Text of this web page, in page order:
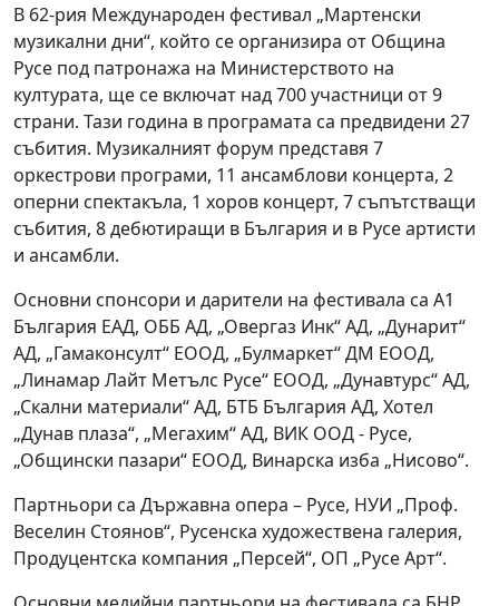
В 62-рия Международен фестивал „Мартенски
музикални дни“, който се организира от Община
Русе под патронажа на Министерството на
културата, ще се включат над 700 участници от 9
страни. Тази година в програмата са предвидени 27
събития. Музикалният форум представя 7
оркестрови програми, 11 ансамблови концерта, 2
оперни спектакъла, 1 хоров концерт, 7 съпътстващи
събития, 8 дебютиращи в България и в Русе артисти
и ансамбли.
Основни спонсори и дарители на фестивала са А1
България ЕАД, ОББ АД, „Овергаз Инк“ АД, „Дунарит“
АД, „Гамаконсулт“ ЕООД, „Булмаркет“ ДМ ЕООД,
„Линамар Лайт Метълс Русе“ ЕООД, „Дунавтурс“ АД,
„Скални материали“ АД, БТБ България АД, Хотел
„Дунав плаза“, „Мегахим“ АД, ВИК ООД - Русе,
„Общински пазари“ ЕООД, Винарска изба „Нисово“.
Партньори са Държавна опера – Русе, НУИ „Проф.
Веселин Стоянов“, Русенска художествена галерия,
Продуцентска компания „Персей“, ОП „Русе Арт“.